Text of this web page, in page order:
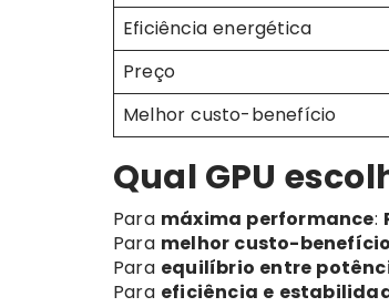
Eficiência energética
Preço
Melhor custo-benefício
Qual GPU
Para máxima performance:
Para melhor custo-
Para equilíbrio entre
Para eficiência e